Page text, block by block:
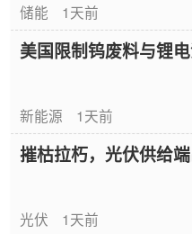
储能 1天前
美国限制钨废料与锂
新能源 1天前
摧枯拉朽，光伏供给
光伏 1天前